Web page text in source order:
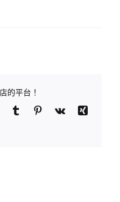
的平台！
Tumblr Pinterest
Vk
Xing